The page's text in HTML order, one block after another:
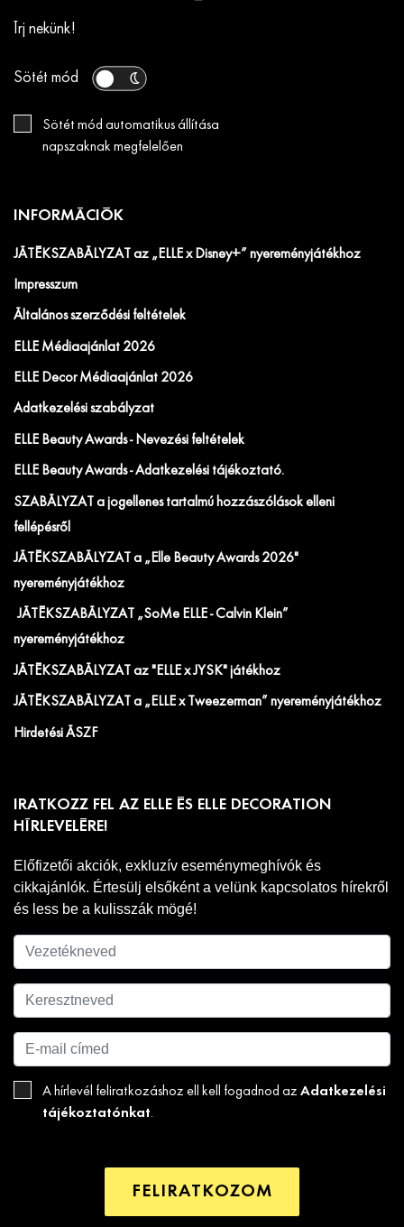
Írj nekünk!
Sötét mód
Sötét mód automatikus állítása
napszaknak megfelelően
INFORMÁCIÓK
JÁTÉKSZABÁLYZAT az „ELLE x Disney+” nyereményjátékhoz
Impresszum
Általános szerződési feltételek
ELLE Médiaajánlat 2026
ELLE Decor Médiaajánlat 2026
Adatkezelési szabályzat
ELLE Beauty Awards - Nevezési feltételek
ELLE Beauty Awards - Adatkezelési tájékoztató.
SZABÁLYZAT a jogellenes tartalmú hozzászólások elleni
fellépésről
JÁTÉKSZABÁLYZAT a „Elle Beauty Awards 2026"
nyereményjátékhoz
JÁTÉKSZABÁLYZAT „SoMe ELLE - Calvin Klein”
nyereményjátékhoz
JÁTÉKSZABÁLYZAT az "ELLE x JYSK" játékhoz
JÁTÉKSZABÁLYZAT a „ELLE x Tweezerman” nyereményjátékhoz
Hirdetési ÁSZF
IRATKOZZ FEL AZ ELLE ÉS ELLE DECORATION
HÍRLEVELÉRE!
Előfizetői akciók, exkluzív eseménymeghívók és
cikkajánlók. Értesülj elsőként a velünk kapcsolatos hírekről
és less be a kulisszák mögé!
A hírlevél feliratkozáshoz ell kell fogadnod az Adatkezelési
tájékoztatónkat.
FELIRATKOZOM